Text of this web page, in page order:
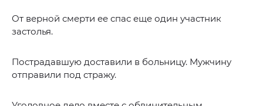
От верной смерти ее спас еще один участник
застолья.
Пострадавшую доставили в больницу. Мужчину
отправили под стражу.